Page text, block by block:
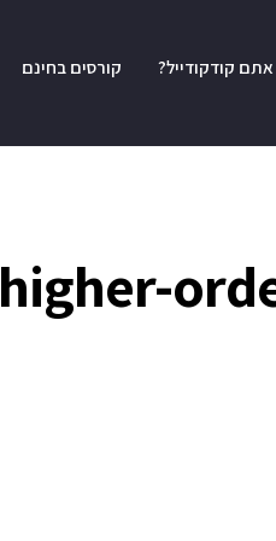
אתם קודקודייל? קורסים בחינם
higher-